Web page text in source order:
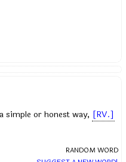
simple or honest way, [RV.]
RANDOM WORD